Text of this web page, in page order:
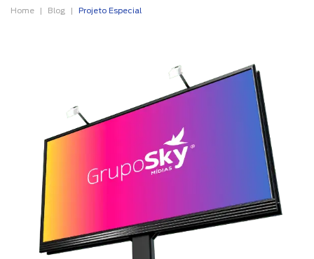
Home Blog Projeto Especial